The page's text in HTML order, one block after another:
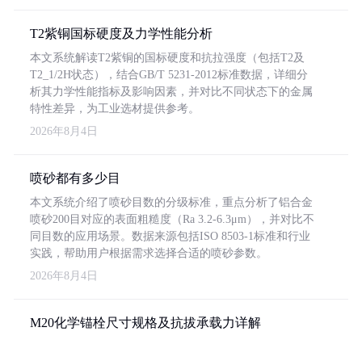
T2紫铜国标硬度及力学性能分析
本文系统解读T2紫铜的国标硬度和抗拉强度（包括T2及
T2_1/2H状态），结合GB/T 5231-2012标准数据，详细分
析其力学性能指标及影响因素，并对比不同状态下的金属
特性差异，为工业选材提供参考。
2026年8月4日
喷砂都有多少目
本文系统介绍了喷砂目数的分级标准，重点分析了铝合金
喷砂200目对应的表面粗糙度（Ra 3.2-6.3μm），并对比不
同目数的应用场景。数据来源包括ISO 8503-1标准和行业
实践，帮助用户根据需求选择合适的喷砂参数。
2026年8月4日
M20化学锚栓尺寸规格及抗拔承载力详解